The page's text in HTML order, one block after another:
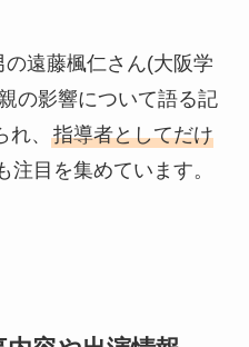
遠藤楓仁さん(大阪学
の影響について語る記
、 指導者としてだけ
注目を集めています。